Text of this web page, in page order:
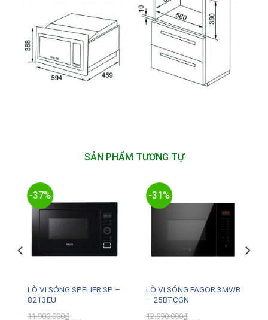
SẢN PHẨM TƯƠNG TỰ
-37%
LÒ VI SÓNG SPELIER SP –
8213EU
11.900.000₫
-31%
LÒ VI SÓNG FAGOR 3MWB
– 25BTCGN
12.990.000₫